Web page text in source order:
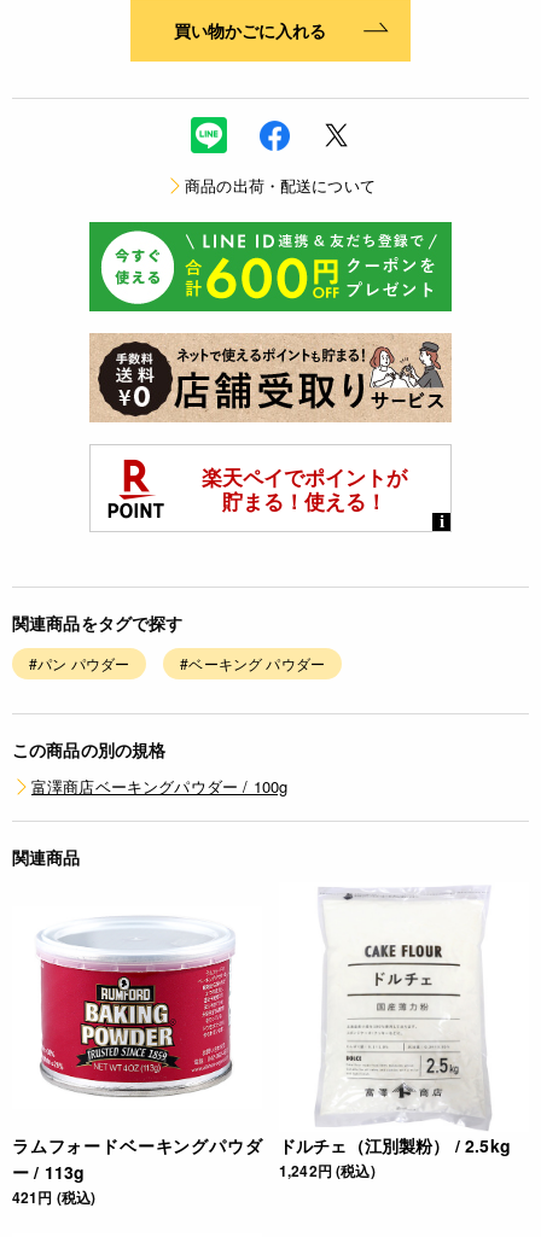
買い物かごに入れる
商品の出荷・配送について
関連商品をタグで探す
#パン パウダー #ベーキング パウダー
この商品の別の規格
富澤商店ベーキングパウダー / 100g
関連商品
ラムフォードベーキングパウダ
ー / 113g
421円 (税込)
ドルチェ（江別製粉） / 2.5kg
1,242円 (税込)